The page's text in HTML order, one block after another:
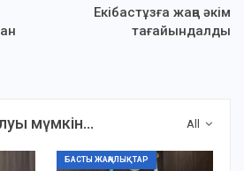
Екібастұзға жаңа әкім
тағайындалды
All
мүмкін...
БАСТЫ ЖАҢАЛЫҚТАР